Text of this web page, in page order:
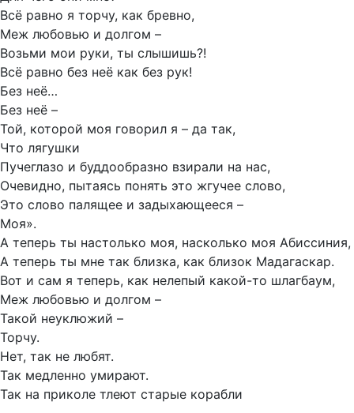
Всё равно я торчу, как бревно,
Меж любовью и долгом –
Возьми мои руки, ты слышишь?!
Всё равно без неё как без рук!
Без неё…
Без неё –
Той, которой моя говорил я – да так,
Что лягушки
Пучеглазо и буддообразно взирали на нас,
Очевидно, пытаясь понять это жгучее слово,
Это слово палящее и задыхающееся –
Моя».
А теперь ты настолько моя, насколько моя Абиссиния,
А теперь ты мне так близка, как близок Мадагаскар.
Вот и сам я теперь, как нелепый какой-то шлагбаум,
Меж любовью и долгом –
Такой неуклюжий –
Торчу.
Нет, так не любят.
Так медленно умирают.
Так на приколе тлеют старые корабли